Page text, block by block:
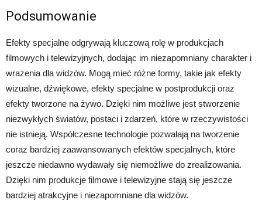
Podsumowanie
Efekty specjalne odgrywają kluczową rolę w produkcjach
filmowych i telewizyjnych, dodając im niezapomniany charakter i
wrażenia dla widzów. Mogą mieć różne formy, takie jak efekty
wizualne, dźwiękowe, efekty specjalne w postprodukcji oraz
efekty tworzone na żywo. Dzięki nim możliwe jest stworzenie
niezwykłych światów, postaci i zdarzeń, które w rzeczywistości
nie istnieją. Współczesne technologie pozwalają na tworzenie
coraz bardziej zaawansowanych efektów specjalnych, które
jeszcze niedawno wydawały się niemożliwe do zrealizowania.
Dzięki nim produkcje filmowe i telewizyjne stają się jeszcze
bardziej atrakcyjne i niezapomniane dla widzów.